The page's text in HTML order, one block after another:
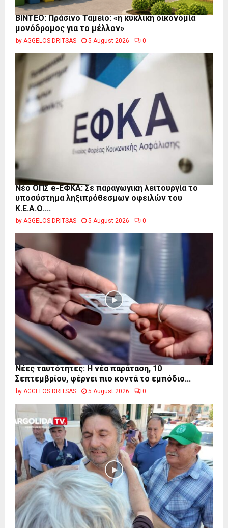
BINTEO: Πράσινο Ταμείο: «η κυκλική οικονομία
μονόδρομος για το μέλλον»
by AGGELOS DRITSAS 5 August 2026 0
Νέο ΟΠΣ e-ΕΦΚΑ: Σε παραγωγική λειτουργία το
υποσύστημα ληξιπρόθεσμων οφειλών του
Κ.Ε.Α.Ο....
by AGGELOS DRITSAS 5 August 2026 0
Νέες ταυτότητες: Η νέα παράταση, 10
Σεπτεμβρίου, φέρνει πιο κοντά το εμπόδιο...
by AGGELOS DRITSAS 5 August 2026 0